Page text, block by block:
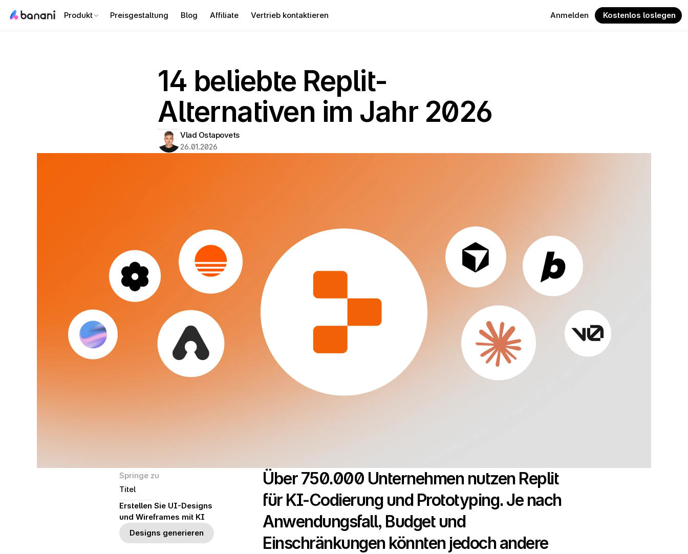
Produkt Preisgestaltung Blog Affiliate Vertrieb kontaktieren Anmelden Kostenlos loslegen
14 beliebte Replit-
Alternativen im Jahr 2026
Vlad Ostapovets
26.01.2026
Springe zu
Titel
Erstellen Sie UI-Designs
und Wireframes mit KI
Designs generieren
Über 750.000 Unternehmen nutzen Replit
für KI-Codierung und Prototyping. Je nach
Anwendungsfall, Budget und
Einschränkungen könnten jedoch andere